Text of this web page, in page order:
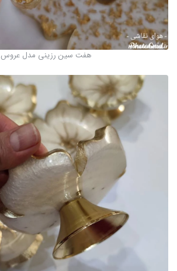
هفت سین رزینی مدل عروس